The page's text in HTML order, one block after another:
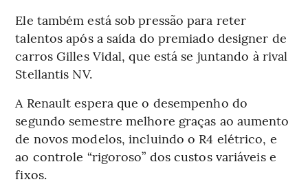
Ele também está sob pressão para reter
talentos após a saída do premiado designer de
carros Gilles Vidal, que está se juntando à rival
Stellantis NV.
A Renault espera que o desempenho do
segundo semestre melhore graças ao aumento
de novos modelos, incluindo o R4 elétrico, e
ao controle “rigoroso” dos custos variáveis e
fixos.